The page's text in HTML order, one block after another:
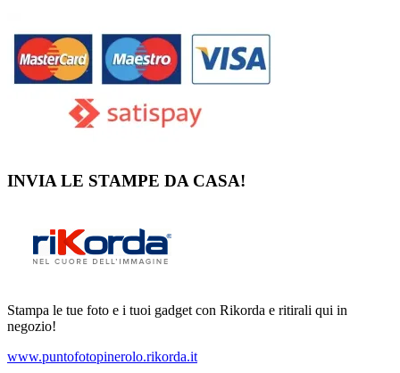
INVIA LE STAMPE DA CASA!
Stampa le tue foto e i tuoi gadget con Rikorda e ritirali qui in
negozio!
www.puntofotopinerolo.rikorda.it